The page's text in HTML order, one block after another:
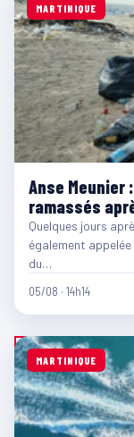
MARTINIQUE
Anse Meunier
ramassés
Quelques jours
également
du…
05/08 · 14h14
MARTINIQUE